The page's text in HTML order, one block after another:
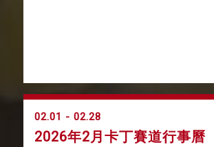
02.01 - 02.28
2026年2月卡丁賽道行事曆